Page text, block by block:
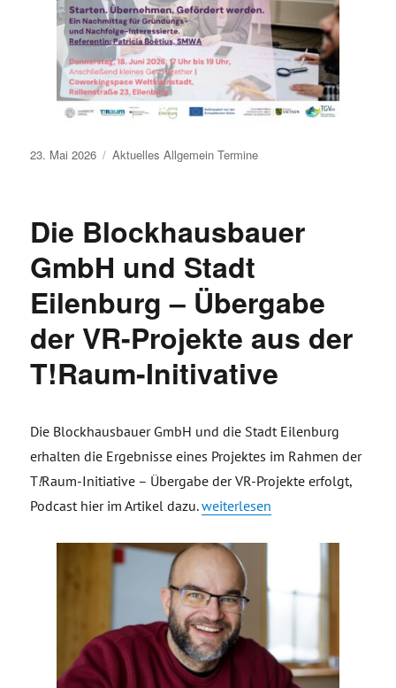
Veröffentlicht
23. Mai 2026 Aktuelles Allgemein Termine
Die Blockhausbauer
GmbH und Stadt
Eilenburg – Übergabe
der VR-Projekte aus der
T!Raum-Initivative
Die Blockhausbauer GmbH und die Stadt Eilenburg
erhalten die Ergebnisse eines Projektes im Rahmen der
T!Raum-Initiative – Übergabe der VR-Projekte erfolgt,
Podcast hier im Artikel dazu.„Die Blockhausbauer GmbH
weiterlesen